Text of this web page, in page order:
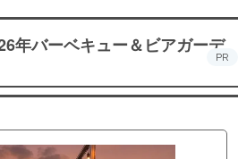
年バーベキュー＆ビアガーデ
PR